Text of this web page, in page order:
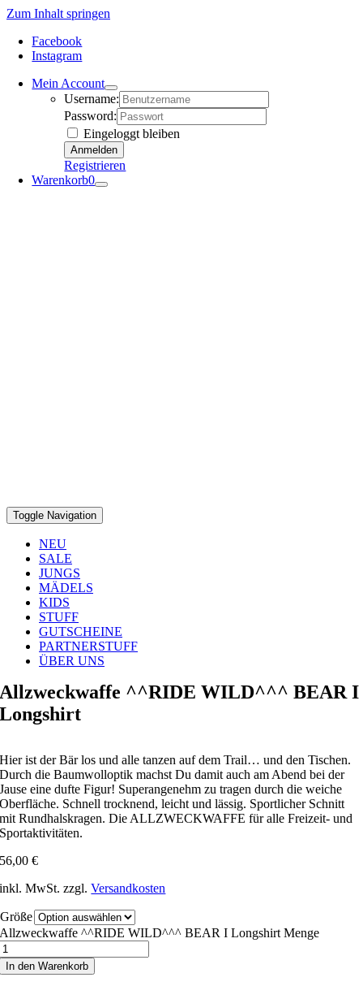
Zum Inhalt springen
Facebook
Instagram
Mein Account
Username:
Password:
Eingeloggt bleiben
Registrieren
Warenkorb0
Toggle Navigation
NEU
SALE
JUNGS
MÄDELS
KIDS
STUFF
GUTSCHEINE
PARTNERSTUFF
ÜBER UNS
Allzweckwaffe ^^RIDE WILD^^^ BEAR I
Longshirt
Hier ist der Bär los und alle tanzen auf dem Trail… und den Tischen.
Durch die Baumwolloptik machst Du damit auch am Abend bei der
Jause eine dufte Figur! Superangenehm zu tragen durch die weiche
Oberfläche. Schnell trocknend, leicht und lässig. Sportlicher Schnitt
mit Rundhalskragen. Die ALLZWECKWAFFE für alle Freizeit- und
Sportaktivitäten.
56,00€
inkl. MwSt. zzgl.Versandkosten
Größe
Allzweckwaffe ^^RIDE WILD^^^ BEAR I Longshirt Menge
In den Warenkorb